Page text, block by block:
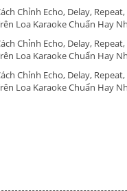
Chỉnh Echo, Delay,
Loa Karaoke Chuẩn Hay
Chỉnh Echo, Delay,
Loa Karaoke Chuẩn Hay
Chỉnh Echo, Delay,
Loa Karaoke Chuẩn Hay